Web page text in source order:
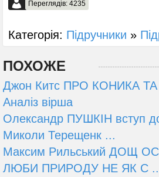
Переглядів: 4235
Категорія: Підручники »
ПОХОЖЕ
Джон Китс ПРО КОНИКА ТА
Аналіз вірша
Олександр ПУШКІН вступ
Миколи Терещенк ...
Максим Рильський ДОЩ
ЛЮБИ ПРИРОДУ НЕ ЯК С